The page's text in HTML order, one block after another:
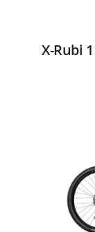
X-Rubi